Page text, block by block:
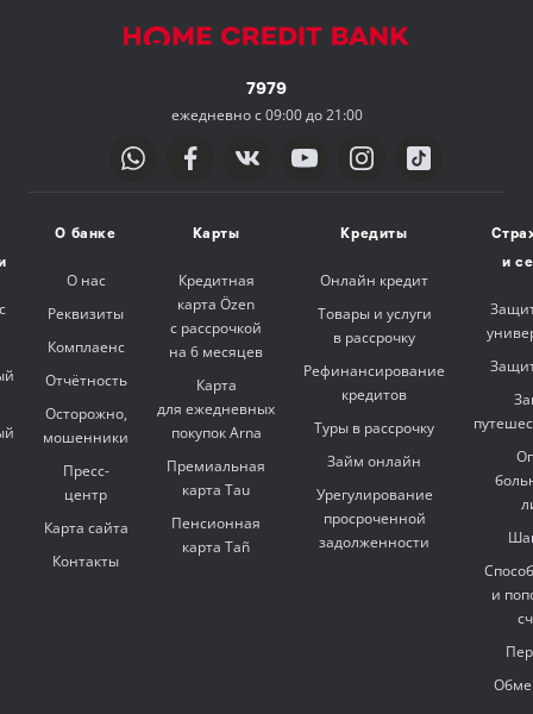
7979
ежедневно с 09:00 до 21:00
О банке
О нас
Реквизиты
Комплаенс
Отчётность
Осторожно,
мошенники
Пресс-
центр
Карта сайта
Контакты
Карты
Кредитная
карта Özen
с рассрочкой
на 6 месяцев
Карта
для ежедневных
покупок Arna
Премиальная
карта Tau
Пенсионная
карта Tañ
Кредиты
Онлайн кредит
Товары и услуги
в рассрочку
Рефинансирование
кредитов
Туры в рассрочку
Займ онлайн
Урегулирование
просроченной
задолженности
и
и